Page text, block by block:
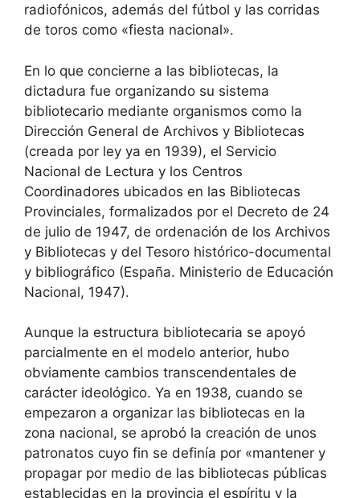
radiofónicos, además del fútbol y las corridas
de toros como «fiesta nacional».
En lo que concierne a las bibliotecas, la
dictadura fue organizando su sistema
bibliotecario mediante organismos como la
Dirección General de Archivos y Bibliotecas
(creada por ley ya en 1939), el Servicio
Nacional de Lectura y los Centros
Coordinadores ubicados en las Bibliotecas
Provinciales, formalizados por el Decreto de 24
de julio de 1947, de ordenación de los Archivos
y Bibliotecas y del Tesoro histórico-documental
y bibliográfico (España. Ministerio de Educación
Nacional, 1947).
Aunque la estructura bibliotecaria se apoyó
parcialmente en el modelo anterior, hubo
obviamente cambios transcendentales de
carácter ideológico. Ya en 1938, cuando se
empezaron a organizar las bibliotecas en la
zona nacional, se aprobó la creación de unos
patronatos cuyo fin se definía por «mantener y
propagar por medio de las bibliotecas públicas
establecidas en la provincia el espíritu y la